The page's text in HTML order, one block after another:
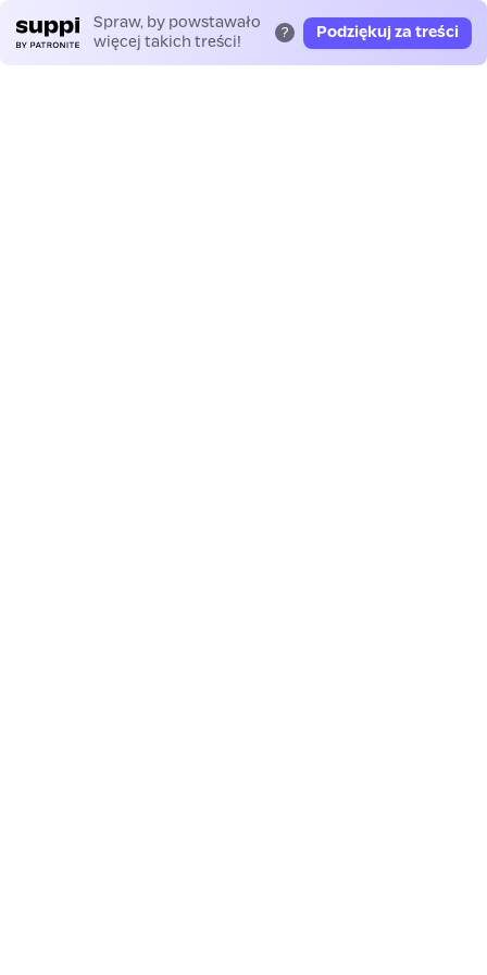
Spraw, by powstawało
więcej takich treści!
? Podziękuj za treści